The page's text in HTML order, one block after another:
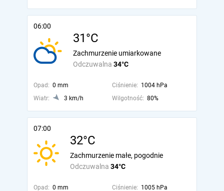
06:00
31°C
Odczuwalna 34°C
Zachmurzenie umiarkowane
Opad: 0 mm Ciśnienie: 1004 hPa
Wiatr:
3 km/h Wilgotność: 80%
07:00
32°C
Odczuwalna 34°C
Zachmurzenie małe, pogodnie
Opad: 0 mm Ciśnienie: 1005 hPa